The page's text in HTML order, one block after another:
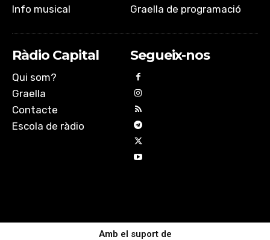
Info musical
Graella de programació
Ràdio Capital
Qui som?
Graella
Contacte
Escola de ràdio
Segueix-nos
Amb el suport de